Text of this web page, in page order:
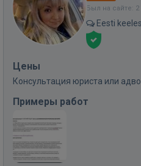
Был на сайте:
Eesti
Цены
Консультация юриста или
Примеры работ